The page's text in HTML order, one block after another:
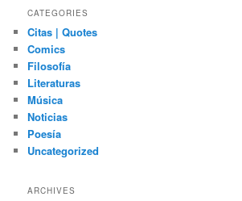
CATEGORIES
Citas | Quotes
Comics
Filosofía
Literaturas
Música
Noticias
Poesía
Uncategorized
ARCHIVES